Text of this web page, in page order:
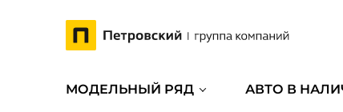
МОДЕЛЬНЫЙ РЯД АВТО В